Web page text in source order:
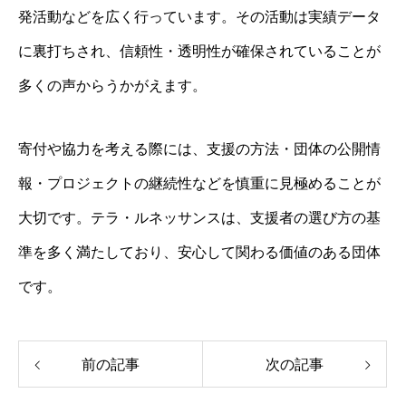
発活動などを広く行っています。その活動は実績データ
に裏打ちされ、信頼性・透明性が確保されていることが
多くの声からうかがえます。
寄付や協力を考える際には、支援の方法・団体の公開情
報・プロジェクトの継続性などを慎重に見極めることが
大切です。テラ・ルネッサンスは、支援者の選び方の基
準を多く満たしており、安心して関わる価値のある団体
です。
前の記事 次の記事